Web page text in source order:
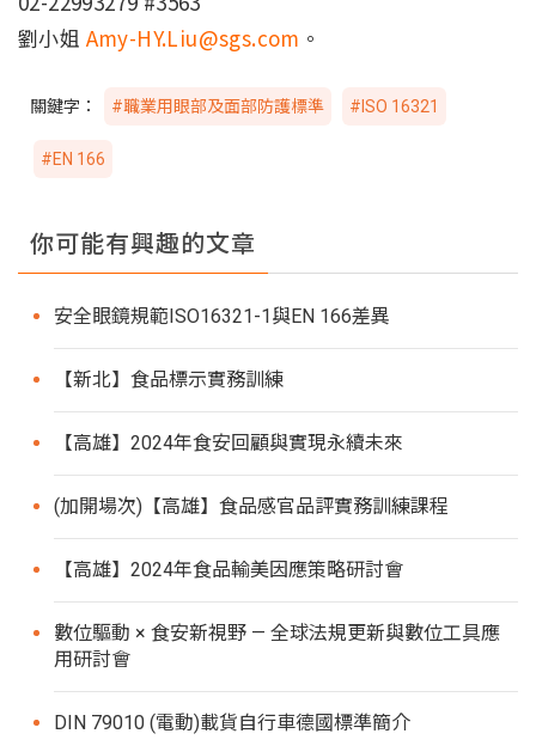
劉小姐 Amy-HY.Liu@sgs.com 。
關鍵字： #職業用眼部及面部防護標準 #ISO 16321
#EN 166
你可能有興趣的文章
安全眼鏡規範ISO16321-1與EN 166差異
【新北】食品標示實務訓練
【高雄】2024年食安回顧與實現永續未來
(加開場次)【高雄】食品感官品評實務訓練課程
【高雄】2024年食品輸美因應策略研討會
數位驅動 × 食安新視野 — 全球法規更新與數位工具應
用研討會
DIN 79010 (電動)載貨自行車德國標準簡介